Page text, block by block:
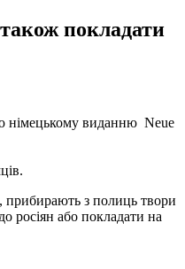
покладати
німецькому виданню Neue
прибирають з полиць твори
росіян або покладати на